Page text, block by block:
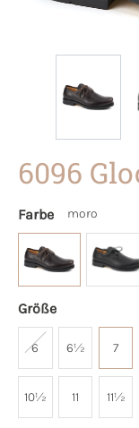
6096
Farbe moro
Größe
6 6½ 7
10½ 11 11½